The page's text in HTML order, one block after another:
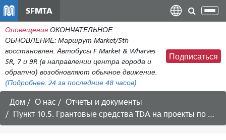
содержанию
SFMTA
Оповещения ОКОНЧАТЕЛЬНОЕ
ОБНОВЛЕНИЕ: Маршрут Market/5th
восстановлен. Автобусы F Market & Wharves
5R, 7 и 9R (в направлении центра города и
обратно) возобновляют обычное движение.
(Подробнее: 24 за последние 48 часов)
Подписаться
Дом О нас
Отчеты и документы
Пункт 10.5. Грантовые средства TDA на проекты по обустройству велопарковок — пересмотренный вариант.